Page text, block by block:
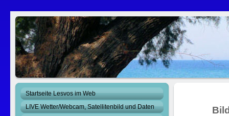
Startseite Lesvos im Web
LIVE Wetter/Webcam, Satellitenbild und Daten